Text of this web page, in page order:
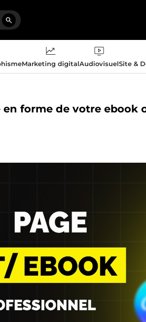
Marketing digitalAudiovisuelSite &
en forme de votre ebook